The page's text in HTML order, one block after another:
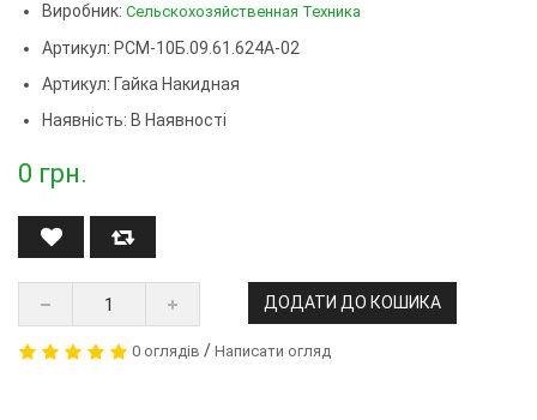
Виробник: Сельскохозяйственная Техника
Артикул: РСМ-10Б.09.61.624А-02
Артикул: Гайка Накидная
Наявність: В Наявності
0 грн.
ДОДАТИ ДО КОШИКА
0 оглядів / Написати огляд